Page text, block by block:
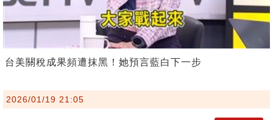
台美關稅成果頻遭抹黑！她預言藍白下一步
2026/01/19 21:05